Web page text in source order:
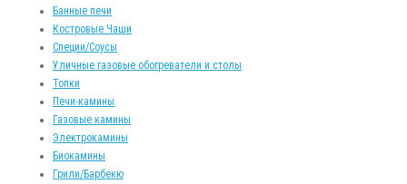
Банные печи
Костровые Чаши
Специи/Соусы
Уличные газовые обогреватели и столы
Топки
Печи-камины
Газовые камины
Электрокамины
Биокамины
Грили/Барбекю